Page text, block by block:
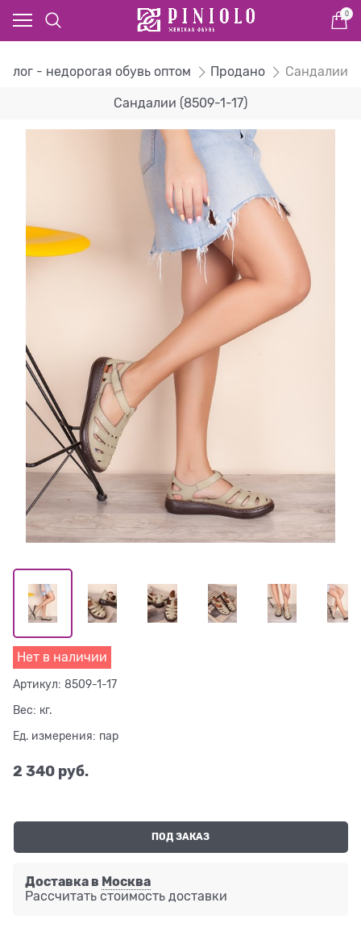
0
- недорогая обувь оптом Продано Сандалии
Сандалии (8509-1-17)
Нет в наличии
Артикул: 8509-1-17
Вес: кг.
Ед. измерения: пар
2 340 руб.
ПОД ЗАКАЗ
Доставка в Москва
Рассчитать стоимость доставки